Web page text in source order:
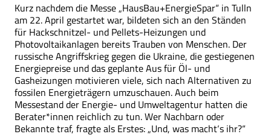
Kurz nachdem die Messe „HausBau+EnergieSpar“ in Tulln
am 22. April gestartet war, bildeten sich an den Ständen
für Hackschnitzel- und Pellets-Heizungen und
Photovoltaikanlagen bereits Trauben von Menschen. Der
russische Angriffskrieg gegen die Ukraine, die gestiegenen
Energiepreise und das geplante Aus für Öl- und
Gasheizungen motivieren viele, sich nach Alternativen zu
fossilen Energieträgern umzuschauen. Auch beim
Messestand der Energie- und Umweltagentur hatten die
Berater*innen reichlich zu tun. Wer Nachbarn oder
Bekannte traf, fragte als Erstes: „Und, was macht‘s ihr?“